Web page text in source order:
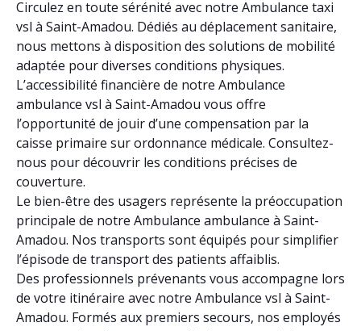
Circulez en toute sérénité avec notre Ambulance taxi
vsl à Saint-Amadou. Dédiés au déplacement sanitaire,
nous mettons à disposition des solutions de mobilité
adaptée pour diverses conditions physiques.
L’accessibilité financière de notre Ambulance
ambulance vsl à Saint-Amadou vous offre
l’opportunité de jouir d’une compensation par la
caisse primaire sur ordonnance médicale. Consultez-
nous pour découvrir les conditions précises de
couverture.
Le bien-être des usagers représente la préoccupation
principale de notre Ambulance ambulance à Saint-
Amadou. Nos transports sont équipés pour simplifier
l’épisode de transport des patients affaiblis.
Des professionnels prévenants vous accompagne lors
de votre itinéraire avec notre Ambulance vsl à Saint-
Amadou. Formés aux premiers secours, nos employés